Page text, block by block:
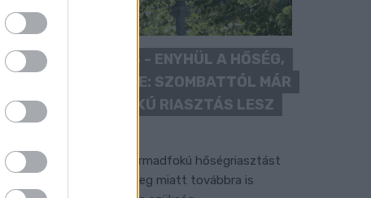
KÁNIKULA 2026 - ENYHÜL A HŐSÉG,
DE MÉG NINCS VÉGE: SZOMBATTÓL MÁR
“CSAK” MÁSODFOKÚ RIASZTÁS LESZ
ÉRVÉNYBEN
A július vége óta tartó harmadfokú hőségriasztást
mérséklik, de a tartós meleg miatt továbbra is